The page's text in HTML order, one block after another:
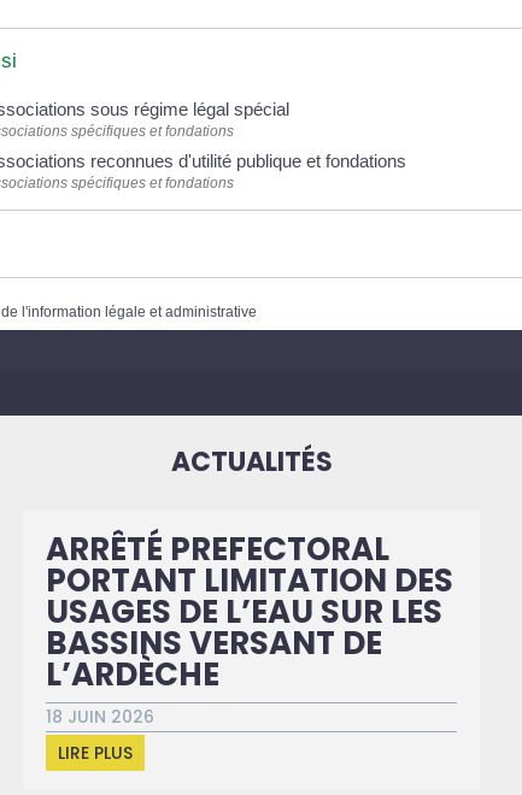
sous régime légal spécial
spécifiques et fondations
reconnues d'utilité publique et fondations
spécifiques et fondations
l'information légale et administrative
ACTUALITÉS
ARRÊTÉ PREFECTORAL
PORTANT LIMITATION DES
USAGES DE L’EAU SUR LES
BASSINS VERSANT DE
L’ARDÈCHE
18 JUIN 2026
LIRE PLUS